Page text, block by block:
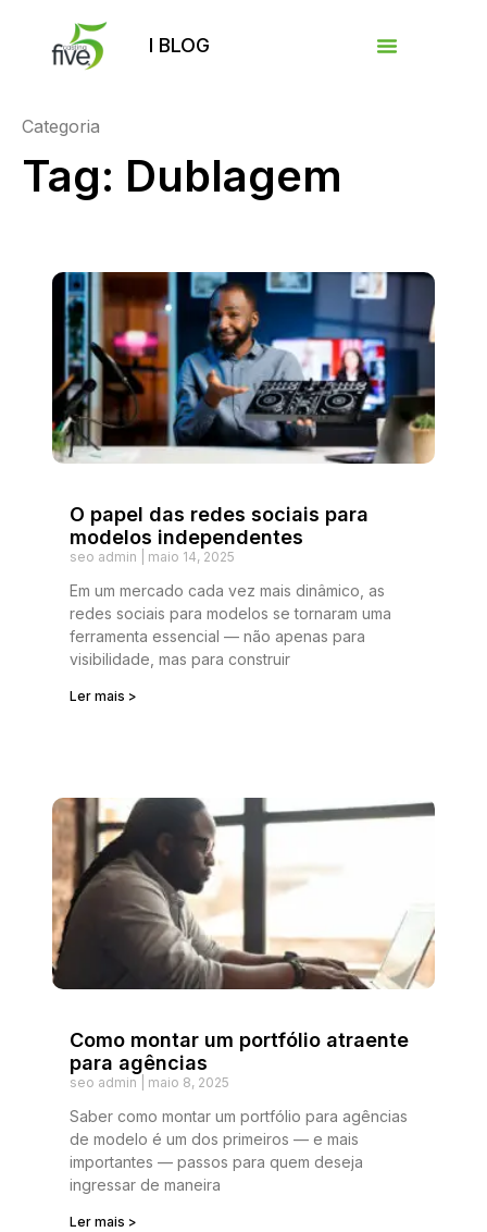
I BLOG
Categoria
Tag: Dublagem
O papel das redes sociais para
modelos independentes
seo admin maio 14, 2025
Em um mercado cada vez mais dinâmico, as
redes sociais para modelos se tornaram uma
ferramenta essencial — não apenas para
visibilidade, mas para construir
Ler mais >
Como montar um portfólio atraente
para agências
seo admin maio 8, 2025
Saber como montar um portfólio para agências
de modelo é um dos primeiros — e mais
importantes — passos para quem deseja
ingressar de maneira
Ler mais >